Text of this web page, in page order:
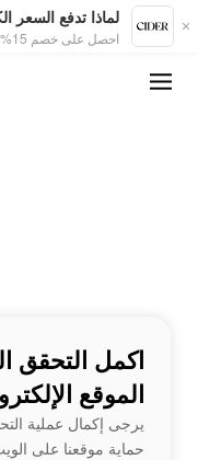
لماذا تدفع السعر
احصل على خصم 15% في التطبيق
اكمل التحقق
الموقع
يرجى إكمال عملية
حماية موقعنا على